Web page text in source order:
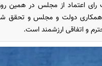
اعتماد از مجلس در همین
دولت و مجلس و تحقق
و اتفاقی ارزشمند است.